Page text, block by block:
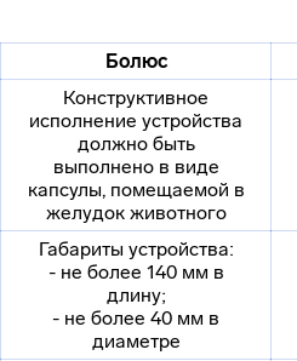
Болюс
Конструктивное
исполнение устройства
должно быть
выполнено в виде
капсулы, помещаемой в
желудок животного
Габариты устройства:
- не более 140 мм в
длину;
- не более 40 мм в
диаметре